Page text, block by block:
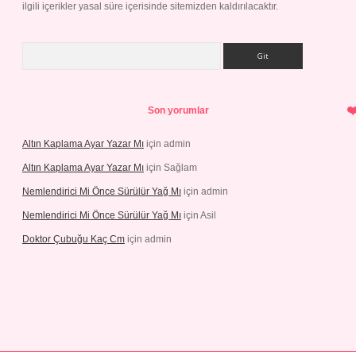
ilgili içerikler yasal süre içerisinde sitemizden kaldırılacaktır.
Son yorumlar
Altın Kaplama Ayar Yazar Mı için admin
Altın Kaplama Ayar Yazar Mı için Sağlam
Nemlendirici Mi Önce Sürülür Yağ Mı için admin
Nemlendirici Mi Önce Sürülür Yağ Mı için Asil
Doktor Çubuğu Kaç Cm için admin